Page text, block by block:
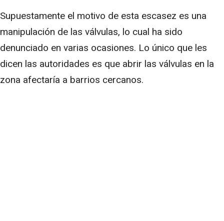
Supuestamente el motivo de esta escasez es una
manipulación de las válvulas, lo cual ha sido
denunciado en varias ocasiones. Lo único que les
dicen las autoridades es que abrir las válvulas en la
zona afectaría a barrios cercanos.